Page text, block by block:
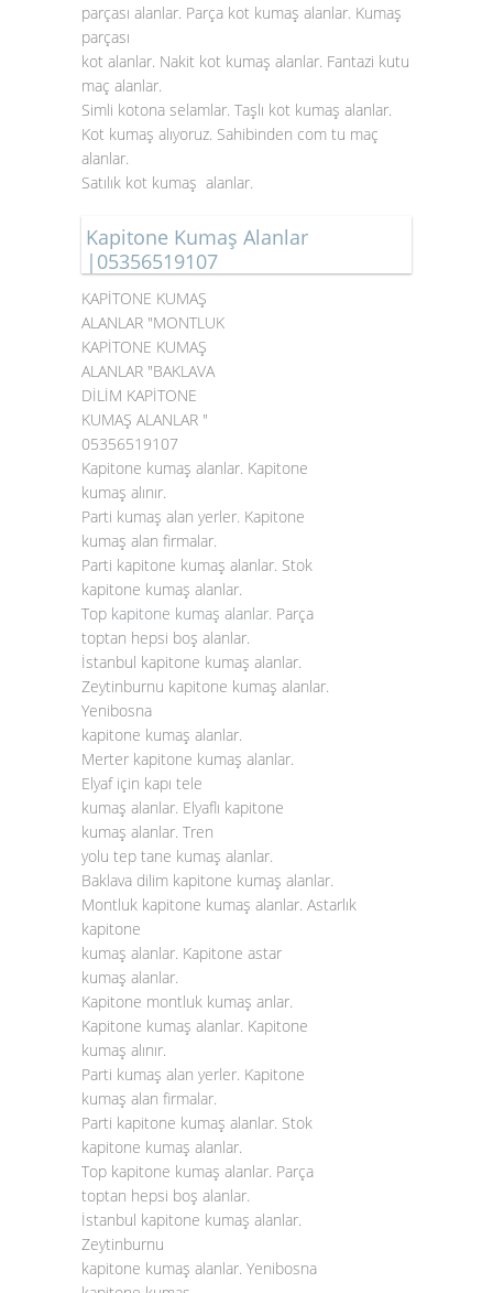
parçası alanlar. Parça kot kumaş alanlar. Kumaş
parçası
kot alanlar. Nakit kot kumaş alanlar. Fantazi kutu
maç alanlar.
Simli kotona selamlar. Taşlı kot kumaş alanlar.
Kot kumaş alıyoruz. Sahibinden com tu maç
alanlar.
Satılık kot kumaş alanlar.
Kapitone Kumaş Alanlar
|05356519107
KAPİTONE KUMAŞ
ALANLAR "MONTLUK
KAPİTONE KUMAŞ
ALANLAR "BAKLAVA
DİLİM KAPİTONE
KUMAŞ ALANLAR "
05356519107
Kapitone kumaş alanlar. Kapitone
kumaş alınır.
Parti kumaş alan yerler. Kapitone
kumaş alan firmalar.
Parti kapitone kumaş alanlar. Stok
kapitone kumaş alanlar.
Top kapitone kumaş alanlar. Parça
toptan hepsi boş alanlar.
İstanbul kapitone kumaş alanlar.
Zeytinburnu kapitone kumaş alanlar.
Yenibosna
kapitone kumaş alanlar.
Merter kapitone kumaş alanlar.
Elyaf için kapı tele
kumaş alanlar. Elyaflı kapitone
kumaş alanlar. Tren
yolu tep tane kumaş alanlar.
Baklava dilim kapitone kumaş alanlar.
Montluk kapitone kumaş alanlar. Astarlık
kapitone
kumaş alanlar. Kapitone astar
kumaş alanlar.
Kapitone montluk kumaş anlar.
Kapitone kumaş alanlar. Kapitone
kumaş alınır.
Parti kumaş alan yerler. Kapitone
kumaş alan firmalar.
Parti kapitone kumaş alanlar. Stok
kapitone kumaş alanlar.
Top kapitone kumaş alanlar. Parça
toptan hepsi boş alanlar.
İstanbul kapitone kumaş alanlar.
Zeytinburnu
kapitone kumaş alanlar. Yenibosna